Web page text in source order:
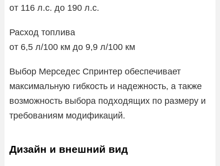
от 116 л.с. до 190 л.с.
Расход топлива
от 6,5 л/100 км до 9,9 л/100 км
Выбор Мерседес Спринтер обеспечивает
максимальную гибкость и надежность, а также
возможность выбора подходящих по размеру и
требованиям модификаций.
Дизайн и внешний вид